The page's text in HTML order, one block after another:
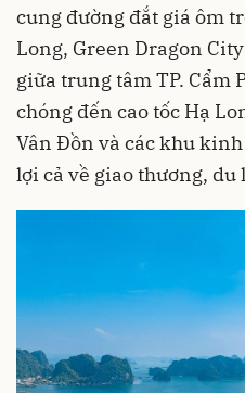
cung đường đắt giá ôm
Long, Green Dragon
giữa trung tâm TP. Cẩm
chóng đến cao tốc Hạ
Vân Đồn và các khu
lợi cả về giao thương, du